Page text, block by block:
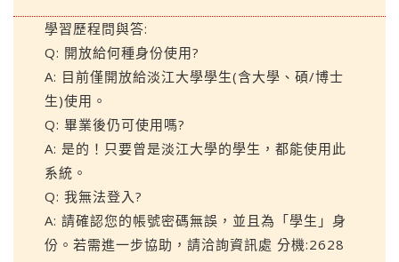
學習歷程問與答:
Q: 開放給何種身份使用?
A: 目前僅開放給淡江大學學生(含大學、碩/博士
生)使用。
Q: 畢業後仍可使用嗎?
A: 是的！只要曾是淡江大學的學生，都能使用此
系統。
Q: 我無法登入?
A: 請確認您的帳號密碼無誤，並且為「學生」身
份。若需進一步協助，請洽詢資訊處 分機:2628